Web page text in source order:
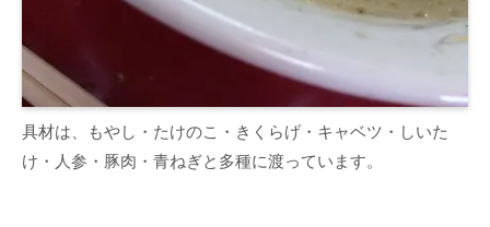
具材は、もやし・たけのこ・きくらげ・キャベツ・しいた
け・人参・豚肉・青ねぎと多種に渡っています。